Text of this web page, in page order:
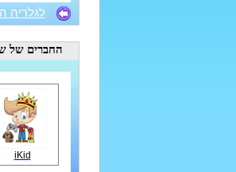
לגלריה
החברים של
iKid